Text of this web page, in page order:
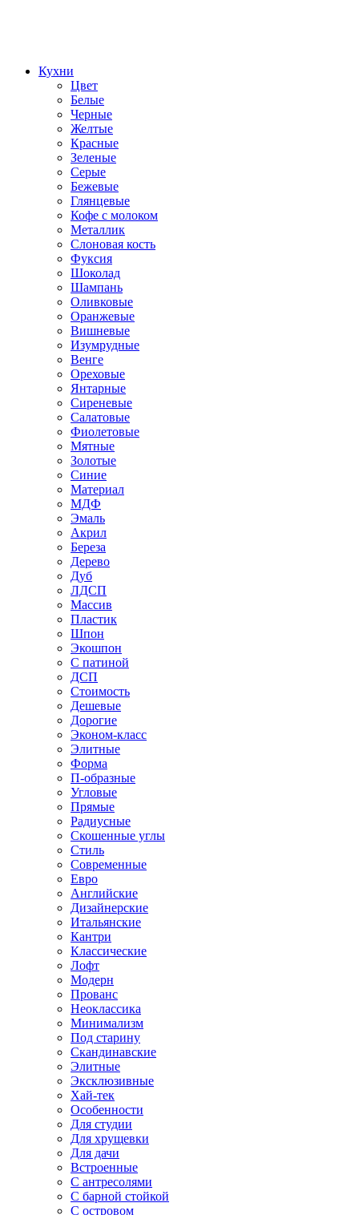
Кухни
Цвет
Белые
Черные
Желтые
Красные
Зеленые
Серые
Бежевые
Глянцевые
Кофе с молоком
Металлик
Слоновая кость
Фуксия
Шоколад
Шампань
Оливковые
Оранжевые
Вишневые
Изумрудные
Венге
Ореховые
Янтарные
Сиреневые
Салатовые
Фиолетовые
Мятные
Золотые
Синие
Материал
МДФ
Эмаль
Акрил
Береза
Дерево
Дуб
ЛДСП
Массив
Пластик
Шпон
Экошпон
С патиной
ДСП
Стоимость
Дешевые
Дорогие
Эконом-класс
Элитные
Форма
П-образные
Угловые
Прямые
Радиусные
Скошенные углы
Стиль
Современные
Евро
Английские
Дизайнерские
Итальянские
Кантри
Классические
Лофт
Модерн
Прованс
Неоклассика
Минимализм
Под старину
Скандинавские
Элитные
Эксклюзивные
Хай-тек
Особенности
Для студии
Для хрущевки
Для дачи
Встроенные
С антресолями
С барной стойкой
С островом